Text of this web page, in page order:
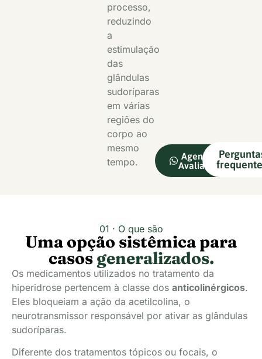
processo,
reduzindo
a
estimulação
das
glândulas
sudoríparas
em várias
regiões do
corpo ao
mesmo
tempo.
Agendar
Avaliação
01 · O que são
Uma opção sistêmica para
casos generalizados.
Os medicamentos utilizados no tratamento da
hiperidrose pertencem à classe dos anticolinérgicos.
Eles bloqueiam a ação da acetilcolina, o
neurotransmissor responsável por ativar as glândulas
sudoríparas.
Diferente dos tratamentos tópicos ou focais, o